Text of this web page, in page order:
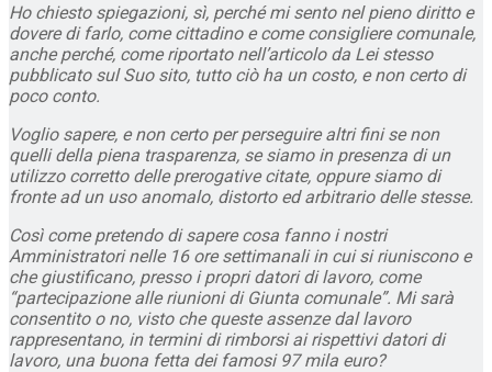
Ho chiesto spiegazioni, sì, perché mi sento nel pieno diritto e
dovere di farlo, come cittadino e come consigliere comunale,
anche perché, come riportato nell’articolo da Lei stesso
pubblicato sul Suo sito, tutto ciò ha un costo, e non certo di
poco conto.
Voglio sapere, e non certo per perseguire altri fini se non
quelli della piena trasparenza, se siamo in presenza di un
utilizzo corretto delle prerogative citate, oppure siamo di
fronte ad un uso anomalo, distorto ed arbitrario delle stesse.
Così come pretendo di sapere cosa fanno i nostri
Amministratori nelle 16 ore settimanali in cui si riuniscono e
che giustificano, presso i propri datori di lavoro, come
“partecipazione alle riunioni di Giunta comunale”. Mi sarà
consentito o no, visto che queste assenze dal lavoro
rappresentano, in termini di rimborsi ai rispettivi datori di
lavoro, una buona fetta dei famosi 97 mila euro?